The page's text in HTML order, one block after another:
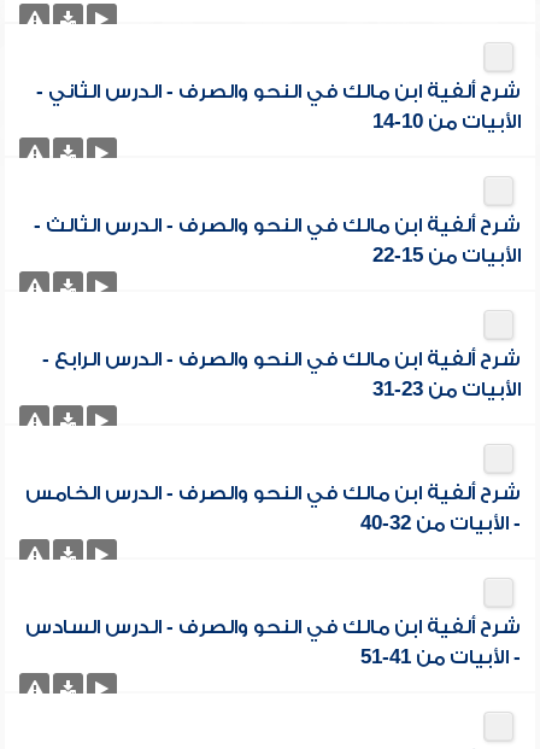
شرح ألفية ابن مالك في النحو والصرف - الدرس الثاني -
الأبيات من 10-14
شرح ألفية ابن مالك في النحو والصرف - الدرس الثالث -
الأبيات من 15-22
شرح ألفية ابن مالك في النحو والصرف - الدرس الرابع -
الأبيات من 23-31
شرح ألفية ابن مالك في النحو والصرف - الدرس الخامس
- الأبيات من 32-40
شرح ألفية ابن مالك في النحو والصرف - الدرس السادس
- الأبيات من 41-51